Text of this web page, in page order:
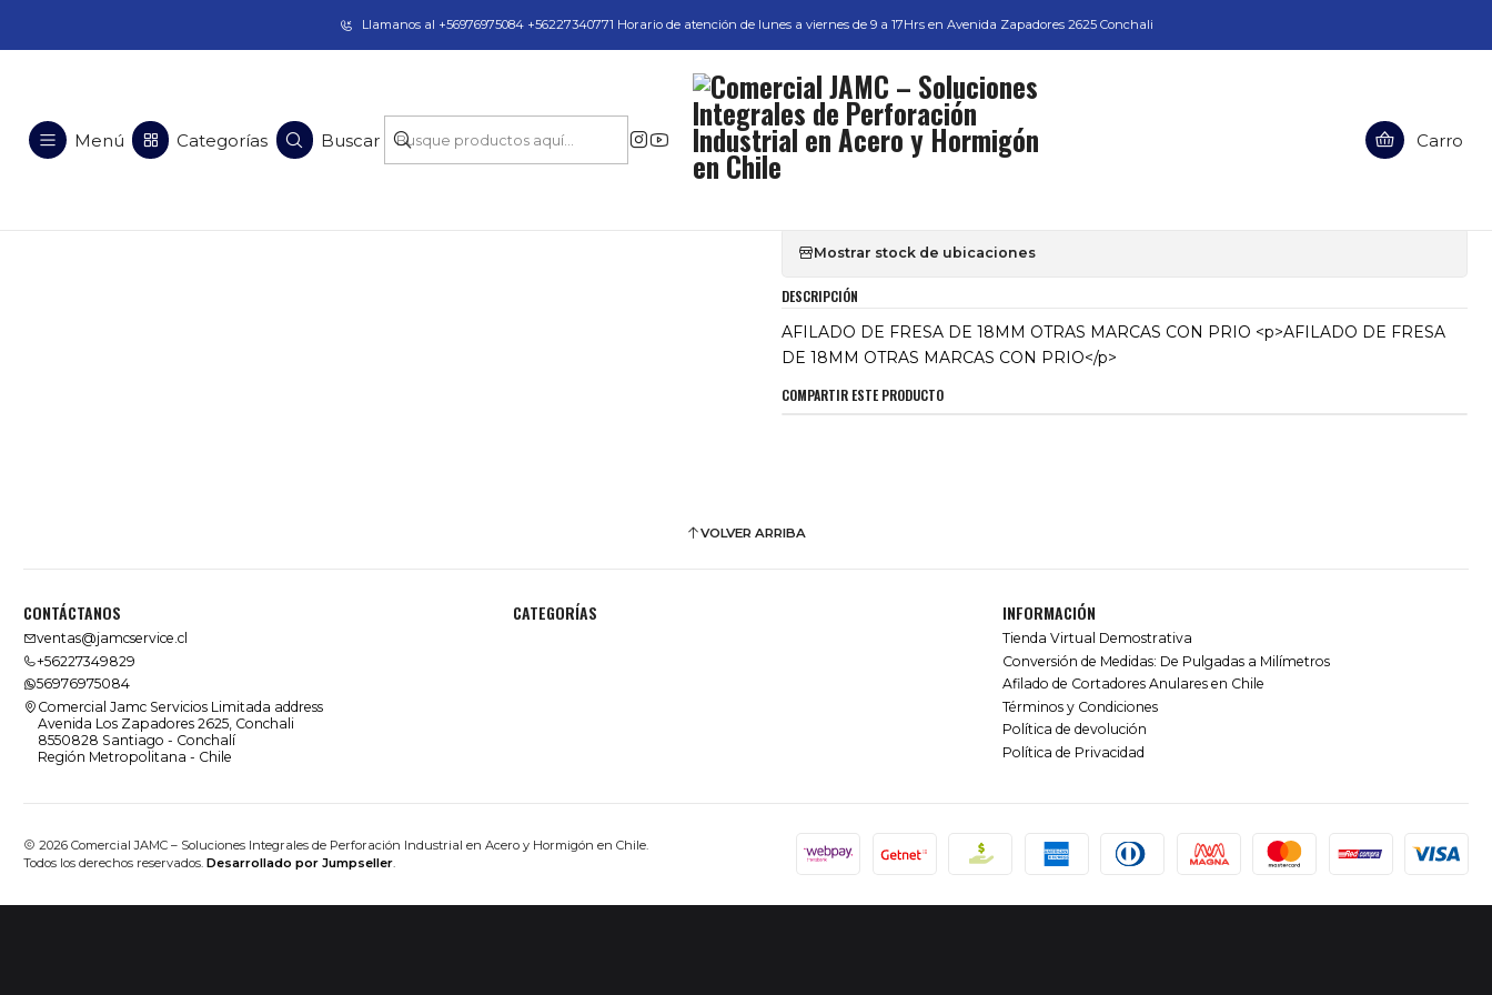
Taladros Magnéticos en Chile | Venta, Arriendo y Servicio Técnico
Menú Categorías Buscar Carro
Llamanos al +56976975084 +56227340771 Horario de atención de lunes a viernes de 9 a 17Hrs en Avenida Zapadores 2625 Conchali
|AFILADO DE FRESA DE 18MM OTRAS MARCAS CON
Mostrar stock de ubicaciones
DESCRIPCIÓN
AFILADO DE FRESA DE 18MM OTRAS MARCAS CON PRIO <p>AFILADO DE FRESA
DE 18MM OTRAS MARCAS CON PRIO</p>
COMPARTIR ESTE PRODUCTO
VOLVER ARRIBA
CONTÁCTANOS
ventas@jamcservice.cl
+56227349829
56976975084
Comercial Jamc Servicios Limitada address
Avenida Los Zapadores 2625, Conchali
8550828 Santiago - Conchalí
Región Metropolitana - Chile
CATEGORÍAS INFORMACIÓN
Tienda Virtual Demostrativa
Conversión de Medidas: De Pulgadas a Milímetros
Afilado de Cortadores Anulares en Chile
Términos y Condiciones
Política de devolución
Política de Privacidad
2026 Comercial JAMC – Soluciones Integrales de Perforación Industrial en Acero y Hormigón en Chile.
Todos los derechos reservados. Desarrollado por Jumpseller.